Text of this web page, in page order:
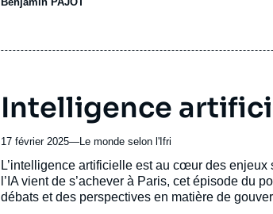
encourageant de fait un développement
Intelligence
17 février 2025—Nom
journal,
revue
ou
Le monde selon l'Ifri
Accroche
L’intelligence artificielle est au cœur des
l’IA vient de s’achever à Paris, cet épisode du
débats et des perspectives en matière de